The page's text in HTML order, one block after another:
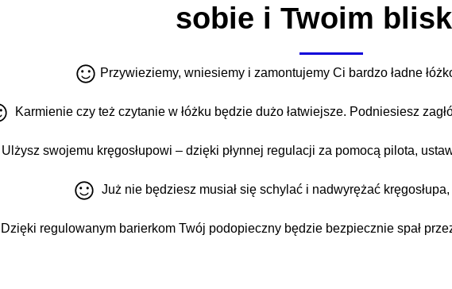
sobie i Twoim
Przywieziemy, wniesiemy i zamontujemy Ci bardzo ładne
Karmienie czy też czytanie w łóżku będzie dużo łatwiejsze. Podniesiesz
Ulżysz swojemu kręgosłupowi – dzięki płynnej regulacji za pomocą pilota,
Już nie będziesz musiał się schylać i nadwyrężać
Dzięki regulowanym barierkom Twój podopieczny będzie bezpiecznie spał